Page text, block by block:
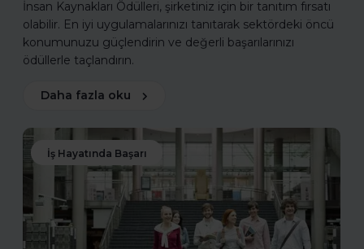
İnsan Kaynakları Ödülleri, şirketiniz için bir tanıtım fırsatı
olabilir. En iyi uygulamalarınızı tanıtarak sektördeki öncü
konumunuzu güçlendirin ve değerli başarılarınızı
ödüllerle taçlandırın.
Daha fazla oku
İş Hayatında Başarı